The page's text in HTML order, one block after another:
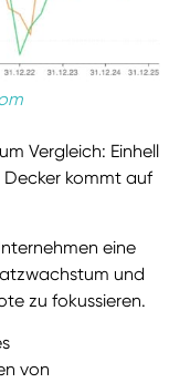
Vergleich: Einhell
Decker kommt auf
eine
und
zu fokussieren.
von